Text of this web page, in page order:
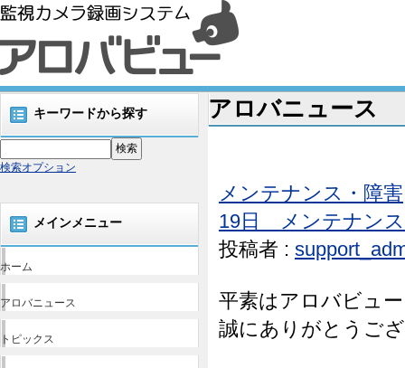
キーワードから探す
検索オプション
メインメニュー
ホーム
アロバニュース
トピックス
アロバニュース
メンテナンス・障害
19日 メンテナン
投稿者 :
平素はアロバビュ
誠にありがとうご